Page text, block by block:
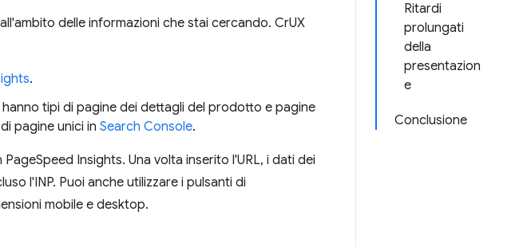
Ritardi
prolungati
della
presentazion
e
Conclusione
delle informazioni che stai cercando. CrUX
.
tipi di pagine dei dettagli del prodotto e pagine
pagine unici in Search Console.
Insights. Una volta inserito l'URL, i dati dei
l'INP. Puoi anche utilizzare i pulsanti di
mobile e desktop.